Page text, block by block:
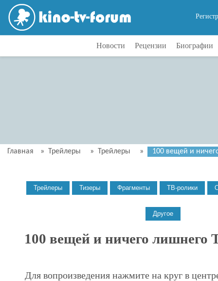
Новости Рецензии Биографии
Главная » Трейлеры » Трейлеры » 100 вещей и
100 вещей и ничего лишнего
Для вопроизведения нажмите на круг в